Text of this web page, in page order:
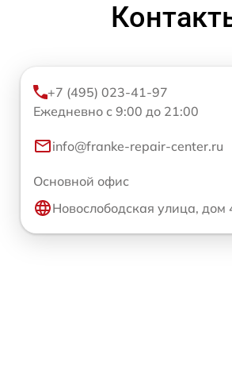
+7 (495) 023-41-97
Ежедневно с 9:00 до 21:00
info@franke-repair-center.ru
Основной офис
Новослободская улица, дом